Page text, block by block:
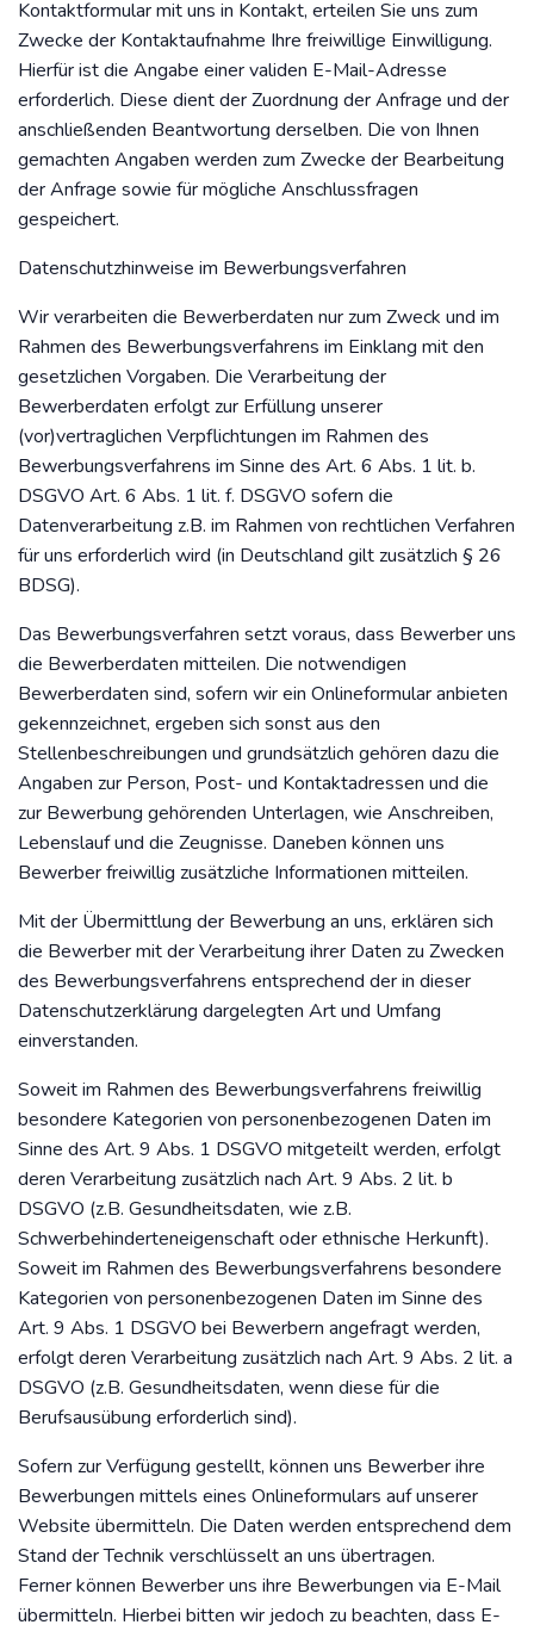
Kontaktformular mit uns in Kontakt, erteilen Sie uns zum
Zwecke der Kontaktaufnahme Ihre freiwillige Einwilligung.
Hierfür ist die Angabe einer validen E-Mail-Adresse
erforderlich. Diese dient der Zuordnung der Anfrage und der
anschließenden Beantwortung derselben. Die von Ihnen
gemachten Angaben werden zum Zwecke der Bearbeitung
der Anfrage sowie für mögliche Anschlussfragen
gespeichert.
Datenschutzhinweise im Bewerbungsverfahren
Wir verarbeiten die Bewerberdaten nur zum Zweck und im
Rahmen des Bewerbungsverfahrens im Einklang mit den
gesetzlichen Vorgaben. Die Verarbeitung der
Bewerberdaten erfolgt zur Erfüllung unserer
(vor)vertraglichen Verpflichtungen im Rahmen des
Bewerbungsverfahrens im Sinne des Art. 6 Abs. 1 lit. b.
DSGVO Art. 6 Abs. 1 lit. f. DSGVO sofern die
Datenverarbeitung z.B. im Rahmen von rechtlichen Verfahren
für uns erforderlich wird (in Deutschland gilt zusätzlich § 26
BDSG).
Das Bewerbungsverfahren setzt voraus, dass Bewerber uns
die Bewerberdaten mitteilen. Die notwendigen
Bewerberdaten sind, sofern wir ein Onlineformular anbieten
gekennzeichnet, ergeben sich sonst aus den
Stellenbeschreibungen und grundsätzlich gehören dazu die
Angaben zur Person, Post- und Kontaktadressen und die
zur Bewerbung gehörenden Unterlagen, wie Anschreiben,
Lebenslauf und die Zeugnisse. Daneben können uns
Bewerber freiwillig zusätzliche Informationen mitteilen.
Mit der Übermittlung der Bewerbung an uns, erklären sich
die Bewerber mit der Verarbeitung ihrer Daten zu Zwecken
des Bewerbungsverfahrens entsprechend der in dieser
Datenschutzerklärung dargelegten Art und Umfang
einverstanden.
Soweit im Rahmen des Bewerbungsverfahrens freiwillig
besondere Kategorien von personenbezogenen Daten im
Sinne des Art. 9 Abs. 1 DSGVO mitgeteilt werden, erfolgt
deren Verarbeitung zusätzlich nach Art. 9 Abs. 2 lit. b
DSGVO (z.B. Gesundheitsdaten, wie z.B.
Schwerbehinderteneigenschaft oder ethnische Herkunft).
Soweit im Rahmen des Bewerbungsverfahrens besondere
Kategorien von personenbezogenen Daten im Sinne des
Art. 9 Abs. 1 DSGVO bei Bewerbern angefragt werden,
erfolgt deren Verarbeitung zusätzlich nach Art. 9 Abs. 2 lit. a
DSGVO (z.B. Gesundheitsdaten, wenn diese für die
Berufsausübung erforderlich sind).
Sofern zur Verfügung gestellt, können uns Bewerber ihre
Bewerbungen mittels eines Onlineformulars auf unserer
Website übermitteln. Die Daten werden entsprechend dem
Stand der Technik verschlüsselt an uns übertragen.
Ferner können Bewerber uns ihre Bewerbungen via E-Mail
übermitteln. Hierbei bitten wir jedoch zu beachten, dass E-